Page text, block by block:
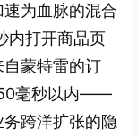
为血脉的混合
内打开商品页
蒙特雷的订
毫秒以内——
跨洋扩张的隐